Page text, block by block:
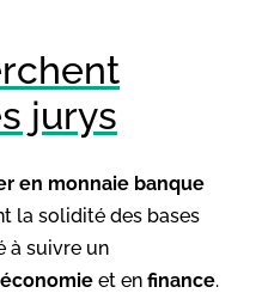
jurys
en monnaie banque
la solidité des bases
à suivre un
économie et en finance.